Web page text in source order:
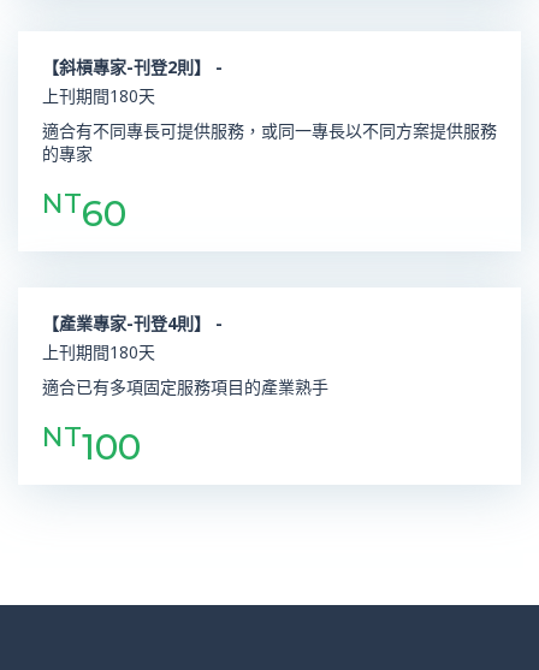
【斜槓專家-刊登2則】 -
上刊期間180天
適合有不同專長可提供服務，或同一專長以不同方案提供服務
的專家
NT60
【產業專家-刊登4則】 -
上刊期間180天
適合已有多項固定服務項目的產業熟手
NT100